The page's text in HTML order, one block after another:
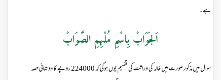
ہے۔
اَلجَوَابْ بِاسْمِ مُلْہِمِ الصَّوَابْ
سوال میں مذکور صورت میں خالہ کی وراثت کی تقسیم یوں ہوگی کہ 224000 روپے کا دو تہائی حصہ